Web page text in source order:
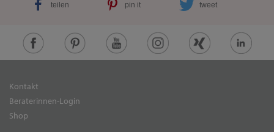
teilen pin it tweet
Kontakt
Beraterinnen-Login
Shop